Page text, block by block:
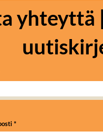
yhteyttä